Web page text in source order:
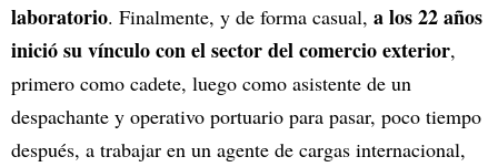
laboratorio. Finalmente, y de forma casual, a los 22 años
inició su vínculo con el sector del comercio exterior,
primero como cadete, luego como asistente de un
despachante y operativo portuario para pasar, poco tiempo
después, a trabajar en un agente de cargas internacional,